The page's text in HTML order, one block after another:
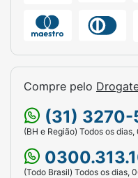
Compre pelo
(31)
(BH e Região) Todos os
(Todo Brasil) Todos os dias,